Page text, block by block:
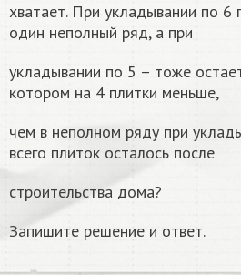
хватает. При укладывании по 6
один неполный ряд, а при
укладывании по 5 – тоже
котором на 4 плитки меньше,
чем в неполном ряду при
всего плиток осталось после
строительства дома?
Запишите решение и ответ.